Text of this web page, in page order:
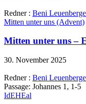
Redner : Beni
Mitten unter uns (Advent)
Mitten unter uns –
30. November 2025
Redner : Beni
Passage: Johannes 1, 1-5
IdEHEal